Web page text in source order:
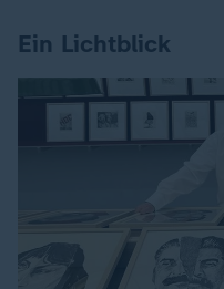
Ein Lichtblick